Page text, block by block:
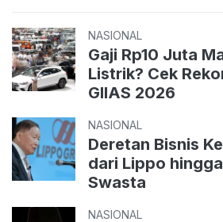
NASIONAL
Gaji Rp10 Juta
Listrik? Cek
GIIAS 2026
NASIONAL
Deretan Bisnis
dari Lippo
Swasta
NASIONAL